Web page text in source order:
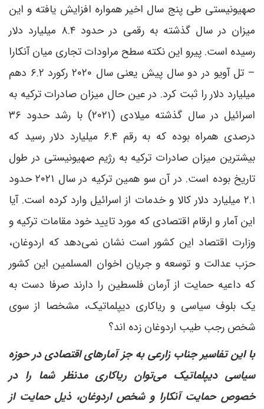
صهیونیستی طی پنج سال اخیر همواره افزایش یافته و این
میزان در سال گذشته به رقمی در حدود ۸.۴ میلیارد دلار
رسیده است. پیرو این نکته سطح مراودات تجاری میان آنکارا
– تل آویو در دو سال پیش یعنی سال ۲۰۲۰ رکورد ۶.۲ دهم
میلیارد دلار را ثبت کرد. در عین حال میزان صادرات ترکیه به
اسرائیل در سال گذشته میلادی (۲۰۲۱) با رشد حدود ۳۶
درصدی همراه بوده که به رقم ۶.۴ میلیارد دلار رسید که
بیشترین میزان صادرات ترکیه به رژیم صهیونیستی در طول
تاریخ بوده است. در آن سو همین ترکیه در سال ۲۰۲۱ حدود
۲.۱ میلیارد دلار کالا و خدمات از اسرائیل وارد کرده است. آیا
این آمار و ارقام اقتصادی که مورد تایید خود مقامات ترکیه و
وزارت اقتصاد این کشور است نشان نمی‌دهد که اردوغان،
حزب عدالت و توسعه و جریان اخوان المسلمین این کشور
که داعیه حمایت از آرمان فلسطین را دارند صرفا دست به
یک بلوف سیاسی و ریاکاری دیپلماتیک، مشخصا از سوی
شخص رجب طیب اردوغان زده اند؟
با این تفاسیر جناب زارعی به جز آمارهای اقتصادی در حوزه
سیاسی دیپلماتیک می‌توان ریاکاری مدنظر شما را در
خصوص حمایت آنکارا و شخص اردوغان، ذیل حمایت از